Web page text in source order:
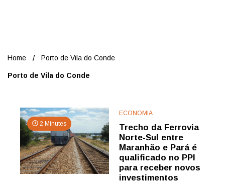
Home Porto de Vila do Conde
Porto de Vila do Conde
2 Minutes
ECONOMIA
Trecho da Ferrovia
Norte-Sul entre
Maranhão e Pará é
qualificado no PPI
para receber novos
investimentos